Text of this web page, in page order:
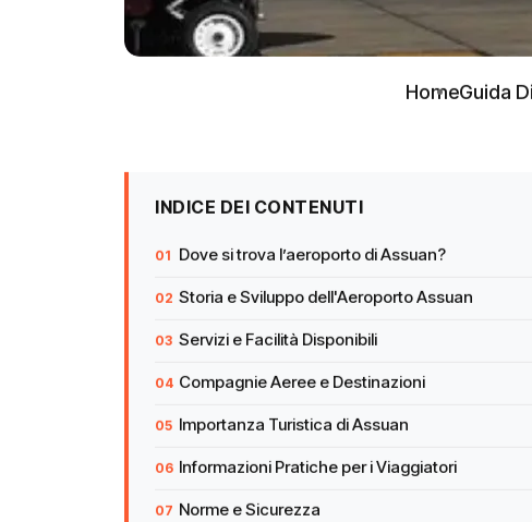
HomeGuida
INDICE DEI CONTENUTI
Dove si trova l’aeroporto di Assuan?
Storia e Sviluppo dell'Aeroporto Assuan
Servizi e Facilità Disponibili
Compagnie Aeree e Destinazioni
Importanza Turistica di Assuan
Informazioni Pratiche per i Viaggiatori
Norme e Sicurezza